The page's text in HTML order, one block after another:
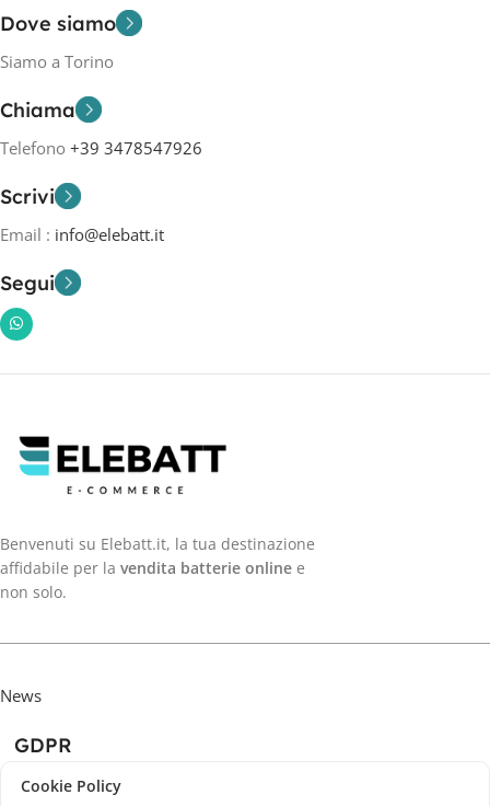
Dove siamo
Siamo a Torino
Chiama
Telefono +39 3478547926
Scrivi
Email : info@elebatt.it
Segui
Benvenuti su Elebatt.it, la tua destinazione
affidabile per la vendita batterie online e
non solo.
News
GDPR
Cookie Policy